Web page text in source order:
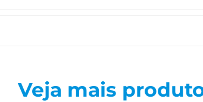
Veja mais